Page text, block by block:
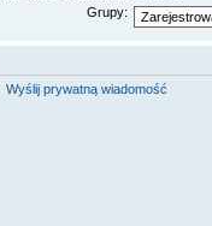
Grupy:
Wyślij prywatną wiadomość